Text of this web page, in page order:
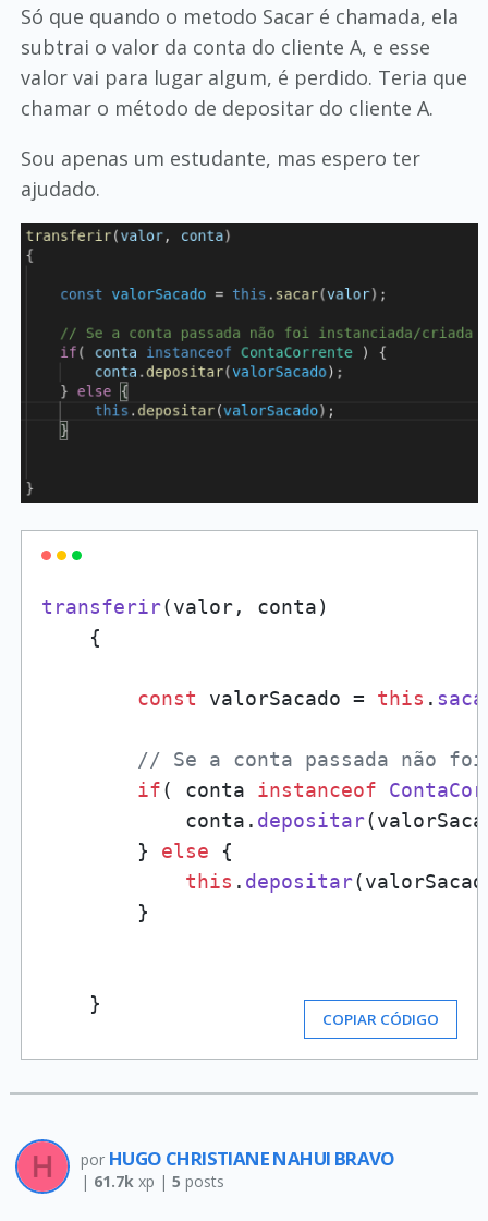
Só que quando o metodo Sacar é chamada, ela
subtrai o valor da conta do cliente A, e esse
valor vai para lugar algum, é perdido. Teria que
chamar o método de depositar do cliente A.
Sou apenas um estudante, mas espero ter
ajudado.
transferir(valor, conta)
    {
const valorSacado = this .
// Se a conta passada não
if( conta instanceof
            conta.
depositar
        }
else {
this . depositar
        }
    }
COPIAR CÓDIGO
por HUGO CHRISTIANE NAHUI BRAVO
| 61.7kxp | 5 posts